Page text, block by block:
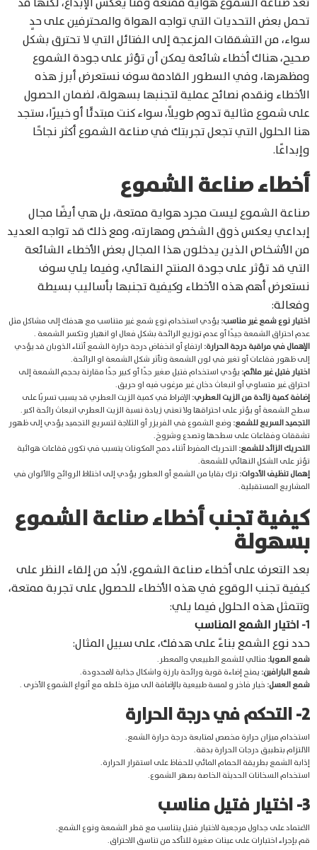
تحمل بعض التحديات التي تواجه الهواة والمحترفين على حدٍ
سواء، من التشققات المزعجة إلى الفتائل التي لا تحترق بشكل
صحيح، هناك أخطاء شائعة يمكن أن تؤثر على جودة الشموع
ومظهرها، وفي السطور القادمة سوف نستعرض أبرز هذه
الأخطاء ونقدم نصائح عملية لتجنبها بسهولة، لضمان الحصول
على شموع مثالية تدوم طويلاً، سواء كنت مبتدئًا أو خبيرًا، ستجد
هنا الحلول التي تجعل تجربتك في صناعة الشموع أكثر نجاحًا
وإبداعًا.
أخطاء صناعة الشموع
صناعة الشموع ليست مجرد هواية ممتعة، بل هي أيضًا مجال
إبداعي يعكس ذوق الشخص ومهارته، ومع ذلك قد تواجه العديد
من الأشخاص الذين يدخلون هذا المجال بعض الأخطاء الشائعة
التي قد تؤثر على جودة المنتج النهائي، وفيما يلي سوف
نستعرض أهم هذه الأخطاء وكيفية تجنبها بأساليب بسيطة
وفعالة:
اختيار نوع شمع غير مناسب: يؤدي استخدام نوع شمع غير متناسب مع هدفك إلى مشاكل مثل
عدم احتراق الشمعة جيدًا أو عدم توزيع الرائحة بشكل فعال او انهيار وتكسر الشمعة .
الإهمال في مراقبة درجة الحرارة: ارتفاع أو انخفاض درجة حرارة الشمع أثناء الذوبان قد يؤدي
إلى ظهور فقاعات أو تغير في لون الشمعة وتأثر شكل الشمعة او الرائحة.
اختيار فتيل غير ملائم: يؤدي استخدام فتيل صغير جدًا أو كبير جدًا مقارنة بحجم الشمعة إلى
احتراق غير متساوي أو انبعاث دخان غير مرغوب فيه او حريق.
إضافة كمية زائدة من الزيت العطري: الإفراط في كمية الزيت العطري قد يسبب تسربًا على
سطح الشمعة أو يؤثر على احتراقها ولا تعني زيادة نسبة الزيت العطري انبعاث رائحة اكبر.
التجميد السريع للشمع: وضع الشموع في الفريزر أو الثلاجة لتسريع التجميد يؤدي إلى ظهور
تشققات وفقاعات على سطحها وتصدع وشروخ.
التحريك الزائد للشمع: التحريك المفرط أثناء دمج المكونات يتسبب في تكون فقاعات هوائية
تؤثر على الشكل النهائي للشمعة.
إهمال تنظيف الأدوات:ترك بقايا من الشمع أو العطور يؤدي إلى اختلاط الروائح والألوان في
المشاريع المستقبلية.
كيفية تجنب أخطاء صناعة الشموع
بسهولة
بعد التعرف على أخطاء صناعة الشموع، لابُد من إلقاء النظر على
كيفية تجنب الوقوع في هذه الأخطاء للحصول على تجربة ممتعة،
وتتمثل هذه الحلول فيما يلي:
1- اختيار الشمع المناسب
حدد نوع الشمع بناءً على هدفك، على سبيل المثال:
شمع الصويا: مثالي للشمع الطبيعي والمعطر.
شمع البارافين: يمنح إضاءة قوية ورائحة بارزة واشكال جذابة لامحدودة.
شمع العسل: خيار فاخر و لمسة طبيعية بالإضافة الى ميزة خلطه مع أنواع الشموع الأخرى .
2- التحكم في درجة الحرارة
استخدام ميزان حرارة مخصص لمتابعة درجة حرارة الشمع.
الالتزام بتطبيق درجات الحرارة بدقة.
إذابة الشمع بطريقة الحمام المائي للحفاظ على استقرار الحرارة.
استخدام السخانات الحديثة الخاصة بصهر الشموع.
3- اختيار فتيل مناسب
الاعتماد على جداول مرجعية لاختيار فتيل يتناسب مع قطر الشمعة ونوع الشمع.
قم بإجراء اختبارات على عينات صغيرة للتأكد من تناسق الاحتراق.